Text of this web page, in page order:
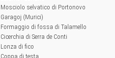
Mosciolo selvatico di Portonovo
Garagoj (Murici)
Formaggio di fossa di Talamello
Cicerchia di Serra de Conti
Lonza di fico
Coppa di testa